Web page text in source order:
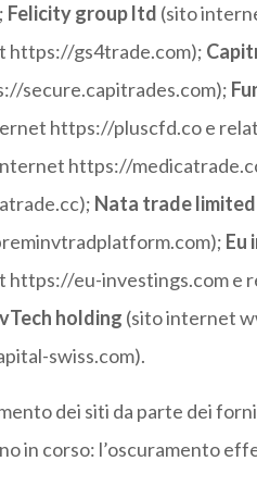
Felicity group ltd (sito
https://gs4trade.com);
secure.capitrades.com);
https://pluscfd.co e
https://
Nata trade limited
Eu
https://eu-investings.com e
holding (sito internet
swiss.com).
dei siti da parte dei
in corso: l’oscuramento